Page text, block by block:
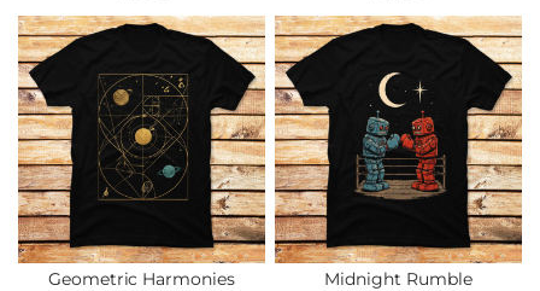
Geometric Harmonies Midnight Rumble